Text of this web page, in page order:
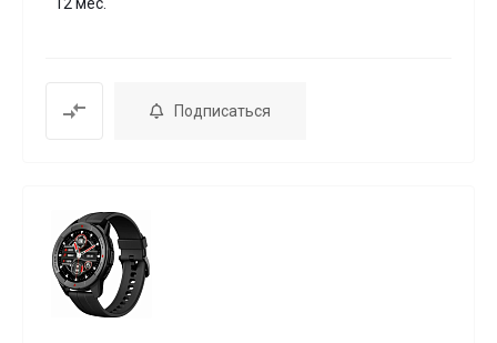
Подписаться